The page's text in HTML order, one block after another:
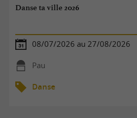
Danse ta ville 2026
08/07/2026 au 27/08/2026
Pau
Danse